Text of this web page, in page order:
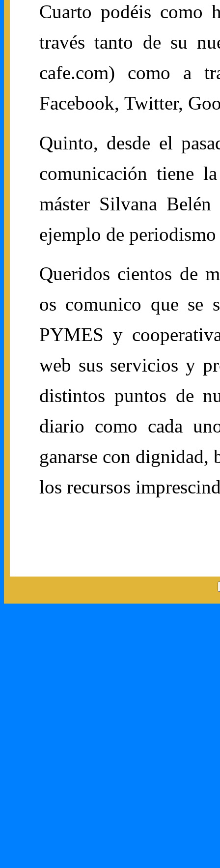
Cuarto podéis como
través tanto de su
cafe.com) como a
Facebook, Twitter,
Quinto, desde el
comunicación tiene
máster Silvana
ejemplo de
Queridos cientos de
os comunico que se
PYMES y
web sus servicios y
distintos puntos de
diario como cada
ganarse con dignidad,
los recursos